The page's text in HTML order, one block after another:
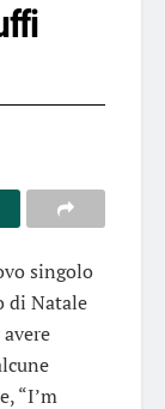
singolo
di Natale
“I’m